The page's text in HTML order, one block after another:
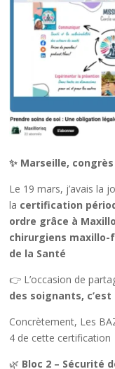
✨ Marseille, congrès
Le 19 mars, j’avais la
la certification
ordre grâce à
chirurgiens maxillo-
de la Santé
👉 L’occasion de
des soignants,
Concrètement, Les
4 de cette certification
🌿 Bloc 2 – Sécurité